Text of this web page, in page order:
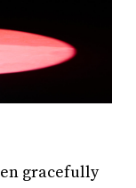
gracefully